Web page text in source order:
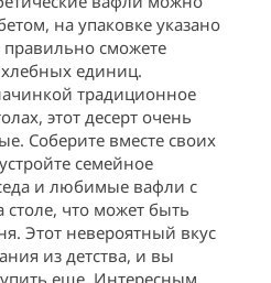
на упаковке указано
сможете
хлебных единиц.
традиционное
этот десерт очень
Соберите вместе своих
семейное
и любимые вафли с
что может быть
Этот невероятный вкус
из детства, и вы
еще. Интересным